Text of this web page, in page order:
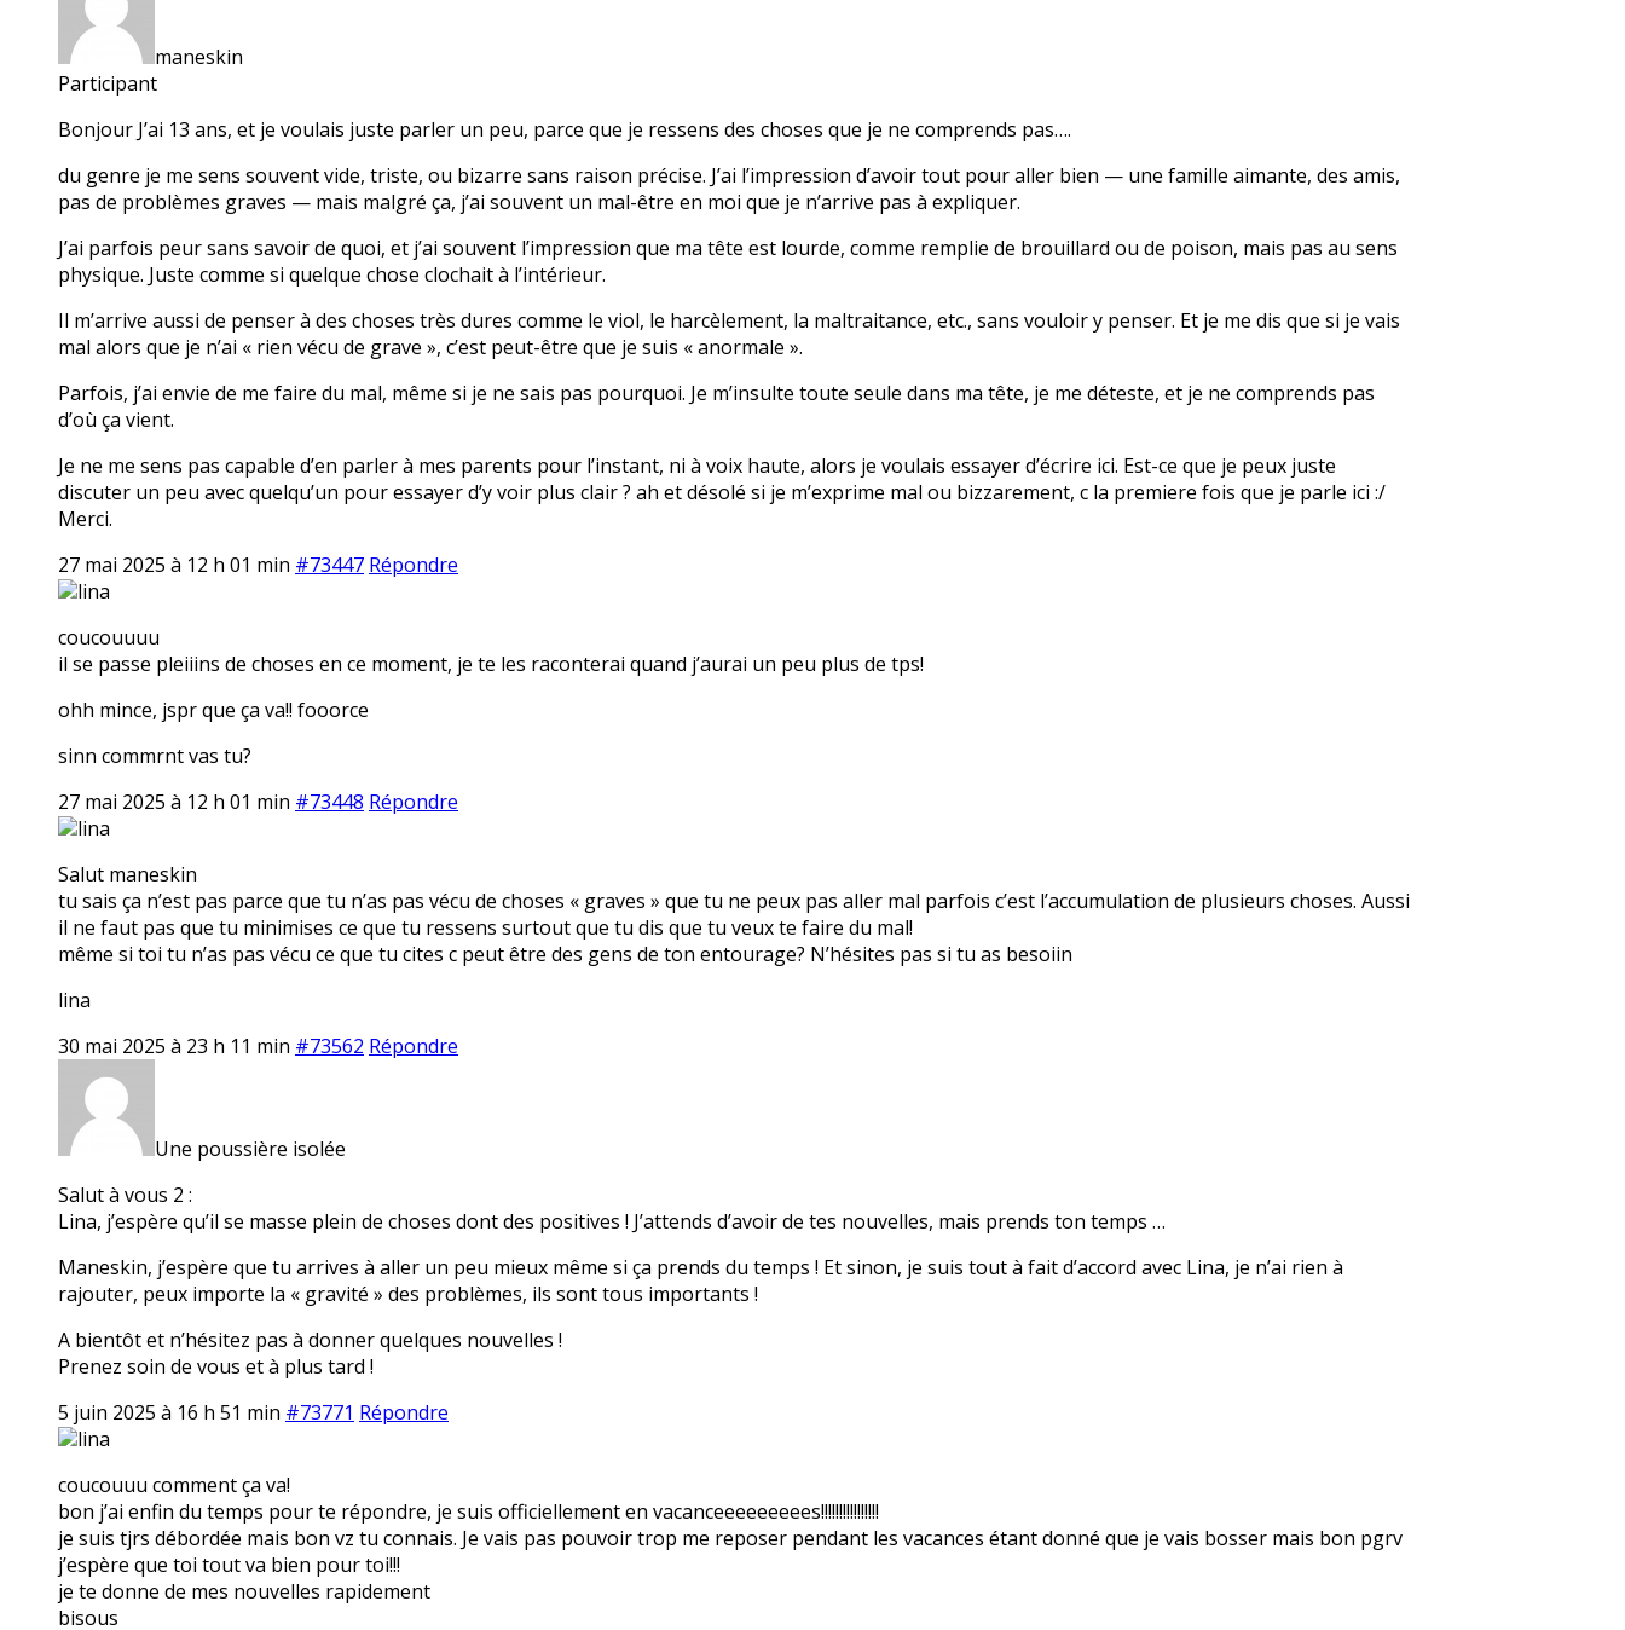
maneskin
Participant
Bonjour J’ai 13 ans, et je voulais juste parler un peu, parce que je ressens des choses que je ne comprends pas….
du genre je me sens souvent vide, triste, ou bizarre sans raison précise. J’ai l’impression d’avoir tout pour aller bien — une famille aimante, des amis,
pas de problèmes graves — mais malgré ça, j’ai souvent un mal-être en moi que je n’arrive pas à expliquer.
J’ai parfois peur sans savoir de quoi, et j’ai souvent l’impression que ma tête est lourde, comme remplie de brouillard ou de poison, mais pas au sens
physique. Juste comme si quelque chose clochait à l’intérieur.
Il m’arrive aussi de penser à des choses très dures comme le viol, le harcèlement, la maltraitance, etc., sans vouloir y penser. Et je me dis que si je vais
mal alors que je n’ai « rien vécu de grave », c’est peut-être que je suis « anormale ».
Parfois, j’ai envie de me faire du mal, même si je ne sais pas pourquoi. Je m’insulte toute seule dans ma tête, je me déteste, et je ne comprends pas
d’où ça vient.
Je ne me sens pas capable d’en parler à mes parents pour l’instant, ni à voix haute, alors je voulais essayer d’écrire ici. Est-ce que je peux juste
discuter un peu avec quelqu’un pour essayer d’y voir plus clair ? ah et désolé si je m’exprime mal ou bizzarement, c la premiere fois que je parle ici :/
Merci.
27 mai 2025 à 12 h 01 min #73447 Répondre
lina
coucouuuu
il se passe pleiiins de choses en ce moment, je te les raconterai quand j’aurai un peu plus de tps!
ohh mince, jspr que ça va!! fooorce
sinn commrnt vas tu?
27 mai 2025 à 12 h 01 min #73448 Répondre
lina
Salut maneskin
tu sais ça n’est pas parce que tu n’as pas vécu de choses « graves » que tu ne peux pas aller mal parfois c’est l’accumulation de plusieurs choses. Aussi
il ne faut pas que tu minimises ce que tu ressens surtout que tu dis que tu veux te faire du mal!
même si toi tu n’as pas vécu ce que tu cites c peut être des gens de ton entourage? N’hésites pas si tu as besoiin
lina
30 mai 2025 à 23 h 11 min #73562 Répondre
Une poussière isolée
Salut à vous 2 :
Lina, j’espère qu’il se masse plein de choses dont des positives ! J’attends d’avoir de tes nouvelles, mais prends ton temps …
Maneskin, j’espère que tu arrives à aller un peu mieux même si ça prends du temps ! Et sinon, je suis tout à fait d’accord avec Lina, je n’ai rien à
rajouter, peux importe la « gravité » des problèmes, ils sont tous importants !
A bientôt et n’hésitez pas à donner quelques nouvelles !
Prenez soin de vous et à plus tard !
5 juin 2025 à 16 h 51 min #73771 Répondre
lina
coucouuu comment ça va!
bon j’ai enfin du temps pour te répondre, je suis officiellement en vacanceeeeeeeees!!!!!!!!!!!!!!!!
je suis tjrs débordée mais bon vz tu connais. Je vais pas pouvoir trop me reposer pendant les vacances étant donné que je vais bosser mais bon pgrv
j’espère que toi tout va bien pour toi!!!
je te donne de mes nouvelles rapidement
bisous